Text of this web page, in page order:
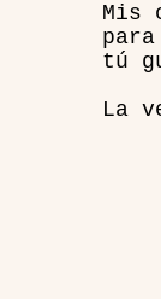
Mis
tú
La